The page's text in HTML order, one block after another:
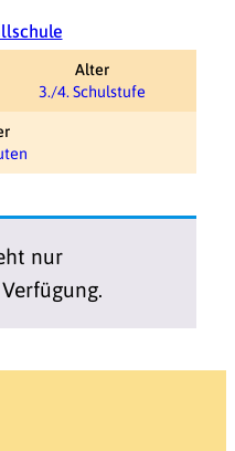
Alter
3./4. Schulstufe
nur